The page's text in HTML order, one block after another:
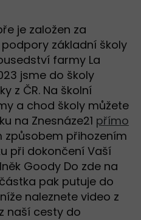
je založen za
základní školy
farmy La
jsme do školy
z ČR. Na školní
a chod školy můžete
na Znesnáze21 přímo
způsobem přihozením
při dokončení Vaší
Goody Do zde na
pak putuje do
naleznete video z
naší cesty do